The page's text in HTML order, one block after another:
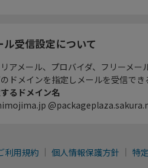
ル受信設定について
アメール、プロバイダ、フリーメ
ドメインを指定しメールを受信でき
るドメイン名
利用規約 個人情報保護方針 特